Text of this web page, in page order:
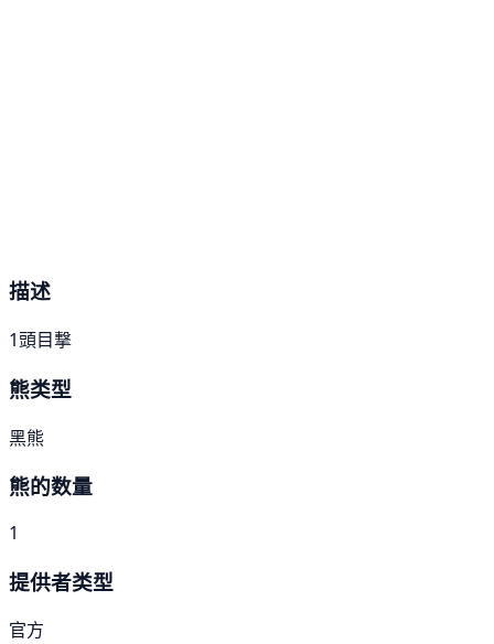
描述
1頭目撃
熊类型
黑熊
熊的数量
1
提供者类型
官方